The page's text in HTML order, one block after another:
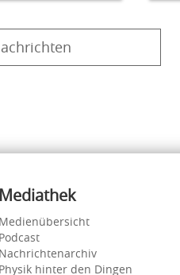
Mediathek
Medienübersicht
Podcast
Nachrichtenarchiv
Physik hinter den Dingen